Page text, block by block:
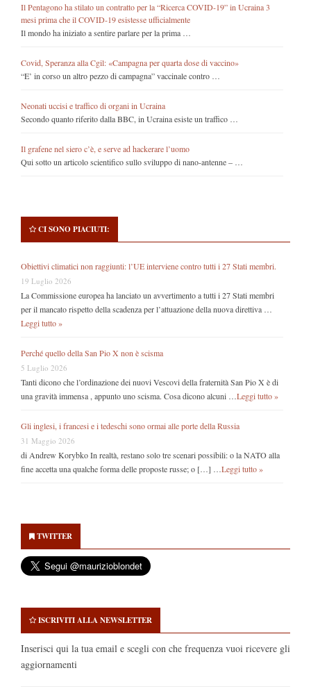
Il Pentagono ha stilato un contratto per la “Ricerca COVID-19” in Ucraina 3
mesi prima che il COVID-19 esistesse ufficialmente
Il mondo ha iniziato a sentire parlare per la prima …
Covid, Speranza alla Cgil: «Campagna per quarta dose di vaccino»
“E’ in corso un altro pezzo di campagna” vaccinale contro …
Neonati uccisi e traffico di organi in Ucraina
Secondo quanto riferito dalla BBC, in Ucraina esiste un traffico …
Il grafene nel siero c’è, e serve ad hackerare l’uomo
Qui sotto un articolo scientifico sullo sviluppo di nano-antenne – …
CI SONO PIACIUTI:
Obiettivi climatici non raggiunti: l’UE interviene contro tutti i 27 Stati membri.
19 Luglio 2026
La Commissione europea ha lanciato un avvertimento a tutti i 27 Stati membri
per il mancato rispetto della scadenza per l’attuazione della nuova direttiva …
Leggi tutto »
Perché quello della San Pio X non è scisma
5 Luglio 2026
Tanti dicono che l’ordinazione dei nuovi Vescovi della fraternità San Pio X è di
una gravità immensa , appunto uno scisma. Cosa dicono alcuni … Leggi tutto »
Gli inglesi, i francesi e i tedeschi sono ormai alle porte della Russia
31 Maggio 2026
di Andrew Korybko In realtà, restano solo tre scenari possibili: o la NATO alla
fine accetta una qualche forma delle proposte russe; o […] … Leggi tutto »
Sidebar
TWITTER
ISCRIVITI ALLA NEWSLETTER
Inserisci qui la tua email e scegli con che frequenza vuoi ricevere gli
aggiornamenti